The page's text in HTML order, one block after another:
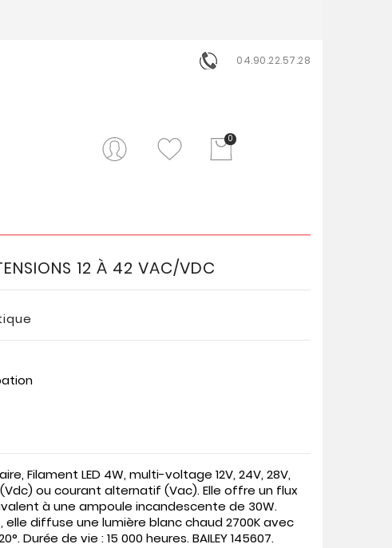
04.90.22.57.28
0
12 À 42 VAC/VDC
Filament LED 4W, multi-voltage 12V, 24V, 28V,
Vdc) ou courant alternatif (Vac). Elle offre un flux
à une ampoule incandescente de 30W.
, elle diffuse une lumière blanc chaud2700Kavec
. Durée de vie :15 000 heures.BAILEY 145607.